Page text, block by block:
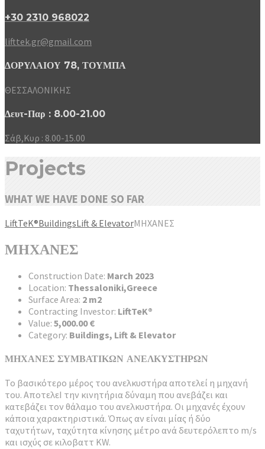
+30 2310 968022
lifttek.gr@gmail.com
ΔΟΡΥΛΑΙΟΥ 78, ΤΟΥΜΠΑ
ΘΕΣΣΑΛΟΝΙΚΗΣ
Δευτ-Παρ : 8.00-21.00
Σάβ,Κυρ : 8.00-15.00
Projects
WHAT WE HAVE DONE SO FAR
LiftTeK®BuildingsLift & ElevatorΜΗΧΑΝΕΣ
ΜΗΧΑΝΕΣ
Construction Date: March 2023
Location: Thessaloniki,Greece
Surface Area: 2 m2
Contracting Investor: LiftTeK®
Value: 5,000.00 €
Category: Buildings, Lift & Elevator
ΜΗΧΑΝΕΣ ΣΥΜΒΑΤΙΚΩΝ ΑΝΕΛΚΥΣΤΗΡΩΝ
Το βασικότερο μέρος του ανελκυστήρα αποτελεί η μηχανή
του. ΑποτελεI την κινητήρια δύναμη που ανεβάζει και
κατεβάζει τον θάλαμο του ανελκυστήρα. Οι μηχανές έχουν
κάποια χαρακτηριστικά. Όπως αν είναι μίας ή δύο
ταχυτήτων, ταχύτητα κίνησης μέτρο ανά δευτερόλεπτο m/s
και ισχύς σε κιλοβαττ KW.